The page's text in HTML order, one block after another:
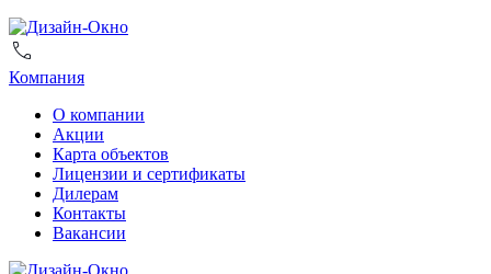
Компания
О компании
Акции
Карта объектов
Лицензии и сертификаты
Дилерам
Контакты
Вакансии